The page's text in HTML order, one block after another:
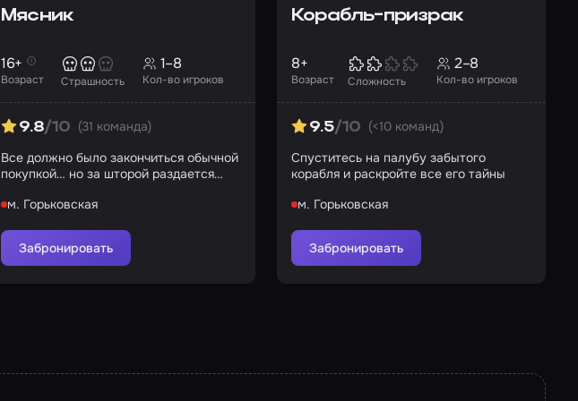
Мясник
Возраст
16+
Страшность Кол-во игроков
1–8
9.8/10 (31 команда)
Все должно было закончиться обычной
покупкой… но за шторой раздается
м. Горьковская
Забронировать
Корабль-призрак
Возраст
8+
Сложность Кол-во игроков
2–8
9.5/10 (<10 команд)
Спуститесь на палубу забытого
корабля и раскройте все его тайны
м. Горьковская
Забронировать